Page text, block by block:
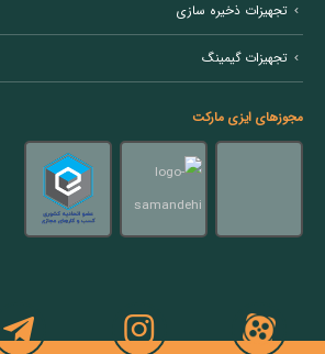
تجهیزات ذخیره سازی
تجهیزات گیمینگ
مجوزهای ایزی مارکت